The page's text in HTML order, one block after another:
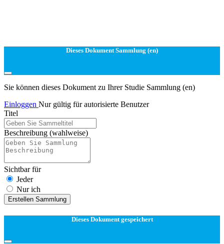
Dieses Dokument Sammlung (en)
Sie können dieses Dokument zu Ihrer Studie Sammlung (en)
Einloggen Nur gültig für autorisierte Benutzer
Titel
Beschreibung (wahlweise)
Sichtbar für
Jeder
Nur ich
Erstellen Sammlung
Dieses Dokument gespeichert